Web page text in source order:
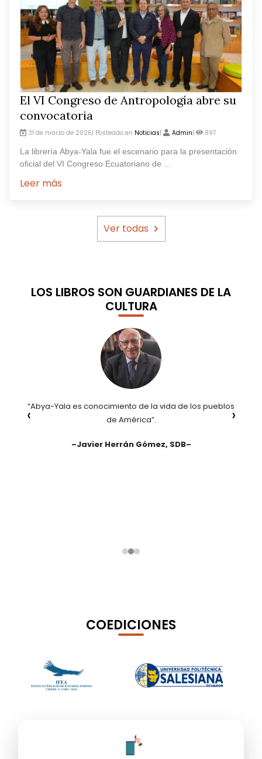
El VI Congreso de Antropología abre su
convocatoria
31 de marzo de 2026| Posteado en Noticias| Admin| 897
La librería Abya-Yala fue el escenario para la presentación
oficial del VI Congreso Ecuatoriano de ...
Leer más
Ver todas
LOS LIBROS SON GUARDIANES DE LA
CULTURA
“Abya-Yala es conocimiento de la vida de los pueblos
de América”.
–Javier Herrán Gómez, SDB–
‹ ›
COEDICIONES